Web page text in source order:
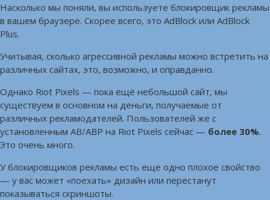
Насколько мы поняли, вы используете блокировщик рекламы
в вашем браузере. Скорее всего, это AdBlock или AdBlock
Plus.
Учитывая, сколько агрессивной рекламы можно встретить на
различных сайтах, это, возможно, и оправданно.
Однако Riot Pixels — пока ещё небольшой сайт, мы
существуем в основном на деньги, получаемые от
различных рекламодателей. Пользователей же с
установленным AB/ABP на Riot Pixels сейчас — более 30%.
Это очень много.
У блокировщиков рекламы есть еще одно плохое свойство
— у вас может «поехать» дизайн или перестанут
показываться скриншоты.